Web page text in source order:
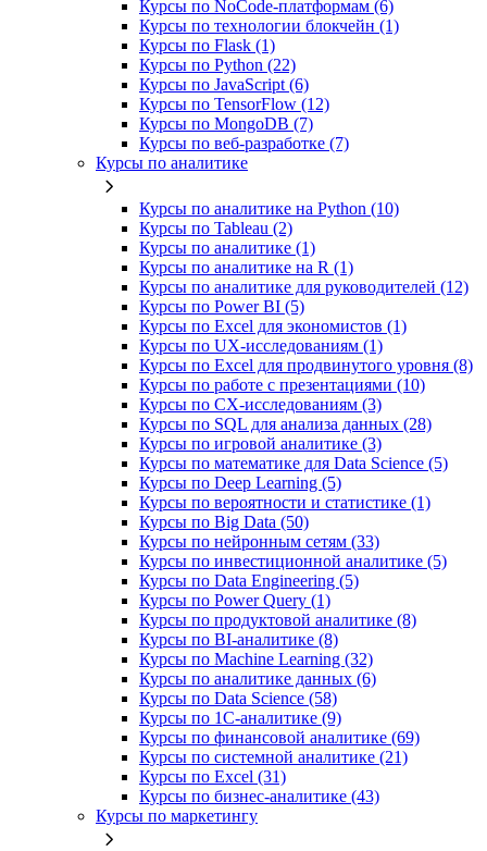
Курсы по NoCode‑платформам (6)
Курсы по технологии блокчейн (1)
Курсы по Flask (1)
Курсы по Python (22)
Курсы по JavaScript (6)
Курсы по TensorFlow (12)
Курсы по MongoDB (7)
Курсы по веб‑разработке (7)
Курсы по аналитике
Курсы по аналитике на Python (10)
Курсы по Tableau (2)
Курсы по аналитике (1)
Курсы по аналитике на R (1)
Курсы по аналитике для руководителей (12)
Курсы по Power BI (5)
Курсы по Excel для экономистов (1)
Курсы по UX‑исследованиям (1)
Курсы по Excel для продвинутого уровня (8)
Курсы по работе с презентациями (10)
Курсы по CX-исследованиям (3)
Курсы по SQL для анализа данных (28)
Курсы по игровой аналитике (3)
Курсы по математике для Data Science (5)
Курсы по Deep Learning (5)
Курсы по вероятности и статистике (1)
Курсы по Big Data (50)
Курсы по нейронным сетям (33)
Курсы по инвестиционной аналитике (5)
Курсы по Data Engineering (5)
Курсы по Power Query (1)
Курсы по продуктовой аналитике (8)
Курсы по BI‑аналитике (8)
Курсы по Machine Learning (32)
Курсы по аналитике данных (6)
Курсы по Data Science (58)
Курсы по 1С‑аналитике (9)
Курсы по финансовой аналитике (69)
Курсы по системной аналитике (21)
Курсы по Excel (31)
Курсы по бизнес‑аналитике (43)
Курсы по маркетингу